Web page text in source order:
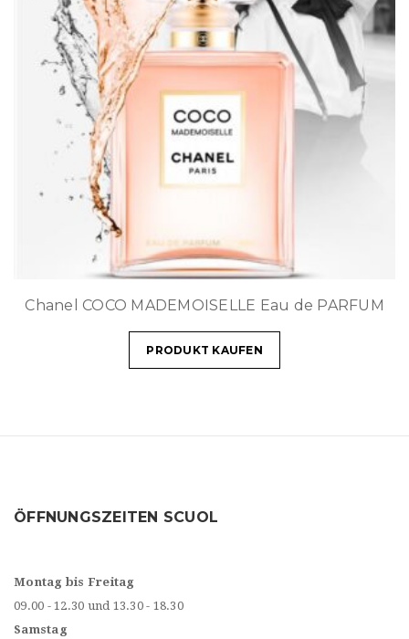
Chanel COCO MADEMOISELLE Eau de PARFUM
PRODUKT KAUFEN
ÖFFNUNGSZEITEN SCUOL
Montag bis Freitag
09.00 - 12.30 und 13.30 - 18.30
Samstag